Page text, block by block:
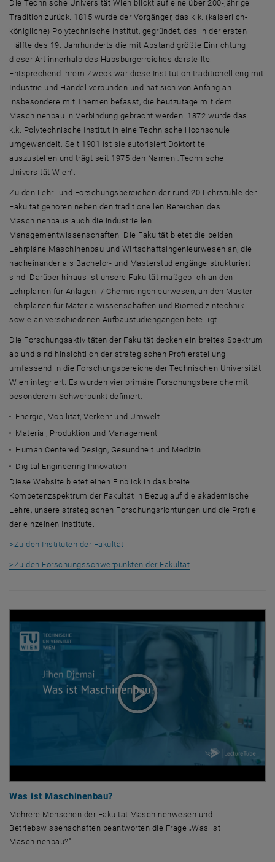
Die Technische Universität Wien blickt auf eine über 200-jährige
Tradition zurück. 1815 wurde der Vorgänger, das k.k. (kaiserlich-
königliche) Polytechnische Institut, gegründet, das in der ersten
Hälfte des 19. Jahrhunderts die mit Abstand größte Einrichtung
dieser Art innerhalb des Habsburgerreiches darstellte.
Entsprechend ihrem Zweck war diese Institution traditionell eng mit
Industrie und Handel verbunden und hat sich von Anfang an
insbesondere mit Themen befasst, die heutzutage mit dem
Maschinenbau in Verbindung gebracht werden. 1872 wurde das
k.k. Polytechnische Institut in eine Technische Hochschule
umgewandelt. Seit 1901 ist sie autorisiert Doktortitel
auszustellen und trägt seit 1975 den Namen „Technische
Universität Wien“.
Zu den Lehr- und Forschungsbereichen der rund 20 Lehrstühle der
Fakultät gehören neben den traditionellen Bereichen des
Maschinenbaus auch die industriellen
Managementwissenschaften. Die Fakultät bietet die beiden
Lehrpläne Maschinenbau und Wirtschaftsingenieurwesen an, die
nacheinander als Bachelor- und Masterstudiengänge strukturiert
sind. Darüber hinaus ist unsere Fakultät maßgeblich an den
Lehrplänen für Anlagen- / Chemieingenieurwesen, an den Master-
Lehrplänen für Materialwissenschaften und Biomedizintechnik
sowie an verschiedenen Aufbaustudiengängen beteiligt.
Die Forschungsaktivitäten der Fakultät decken ein breites Spektrum
ab und sind hinsichtlich der strategischen Profilerstellung
umfassend in die Forschungsbereiche der Technischen Universität
Wien integriert. Es wurden vier primäre Forschungsbereiche mit
besonderem Schwerpunkt definiert:
Energie, Mobilität, Verkehr und Umwelt
Material, Produktion und Management
Human Centered Design , Gesundheit und Medizin
Digital Engineering Innovation
Diese Website bietet einen Einblick in das breite
Kompetenzspektrum der Fakultät in Bezug auf die akademische
Lehre, unsere strategischen Forschungsrichtungen und die Profile
der einzelnen Institute.
>Zu den Instituten der Fakultät
>Zu den Forschungsschwerpunkten der Fakultät
Was ist Maschinenbau?
Mehrere Menschen der Fakultät Maschinenwesen und
Betriebswissenschaften beantworten die Frage „Was ist
Maschinenbau?"